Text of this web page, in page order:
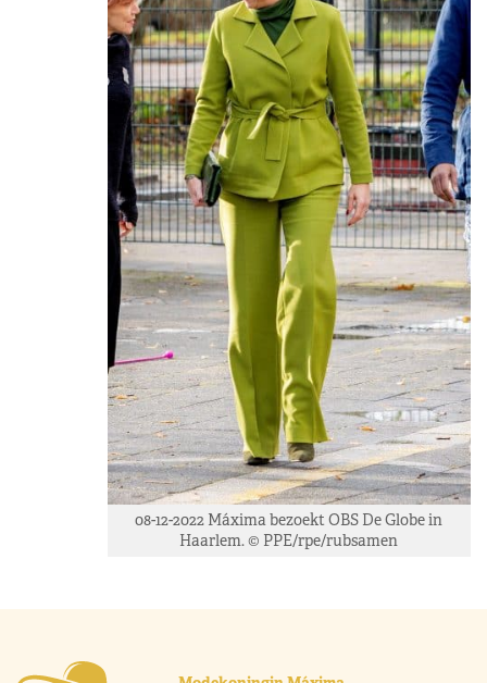
08-12-2022 Máxima bezoekt OBS De Globe in
Haarlem. © PPE/rpe/rubsamen